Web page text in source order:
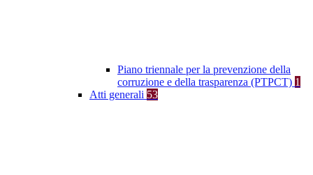
Piano triennale per la prevenzione della
corruzione e della trasparenza (PTPCT) 1
Atti generali 53